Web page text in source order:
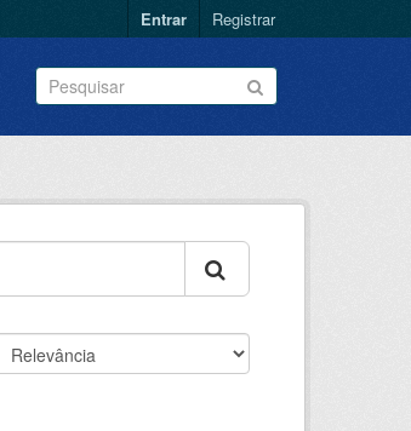
Entrar Registrar